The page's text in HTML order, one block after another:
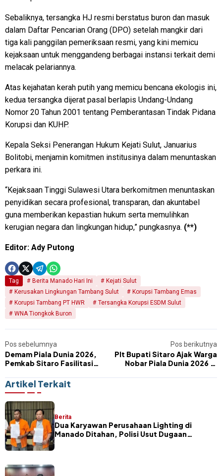
Sebaliknya, tersangka HJ resmi berstatus buron dan masuk
dalam Daftar Pencarian Orang (DPO) setelah mangkir dari
tiga kali panggilan pemeriksaan resmi, yang kini memicu
kejaksaan untuk menggandeng berbagai instansi terkait demi
melacak pelariannya.
Atas kejahatan kerah putih yang memicu bencana ekologis ini,
kedua tersangka dijerat pasal berlapis Undang-Undang
Nomor 20 Tahun 2001 tentang Pemberantasan Tindak Pidana
Korupsi dan KUHP.
Kepala Seksi Penerangan Hukum Kejati Sulut, Januarius
Bolitobi, menjamin komitmen institusinya dalam menuntaskan
perkara ini.
“Kejaksaan Tinggi Sulawesi Utara berkomitmen menuntaskan
penyidikan secara profesional, transparan, dan akuntabel
guna memberikan kepastian hukum serta memulihkan
kerugian negara dan lingkungan hidup,” pungkasnya. (**)
Editor: Ady Putong
Tag Berita Manado Hari Ini
Kejati Sulut
Kerusakan Lingkungan Tambang Sulut
Korupsi Tambang Emas
Korupsi Tambang PT HWR
Tersangka Korupsi ESDM Sulut
WNA Tiongkok Buron
Pos sebelumnya
Demam Piala Dunia 2026,
Pemkab Sitaro Fasilitasi
Pererat Warga
Pos berikutnya
Plt Bupati Sitaro Ajak Warga
Nobar Piala Dunia 2026 di
Artikel Terkait
Berita
Dua Karyawan Perusahaan Lighting di
Manado Ditahan, Polisi Usut Dugaan